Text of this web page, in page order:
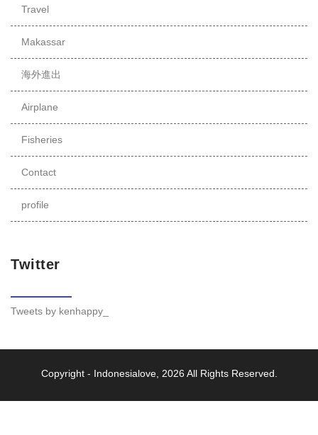
Travel
Makassar
海外進出
Airplane
Fisheries
Contact
profile
Twitter
Tweets by kenhappy_
Copyright - Indonesialove, 2026 All Rights Reserved.